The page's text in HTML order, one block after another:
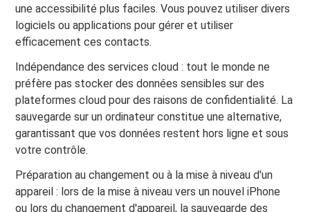
une accessibilité plus faciles. Vous pouvez utiliser divers
logiciels ou applications pour gérer et utiliser
efficacement ces contacts.
Indépendance des services cloud : tout le monde ne
préfère pas stocker des données sensibles sur des
plateformes cloud pour des raisons de confidentialité. La
sauvegarde sur un ordinateur constitue une alternative,
garantissant que vos données restent hors ligne et sous
votre contrôle.
Préparation au changement ou à la mise à niveau d'un
appareil : lors de la mise à niveau vers un nouvel iPhone
ou lors du changement d'appareil, la sauvegarde des